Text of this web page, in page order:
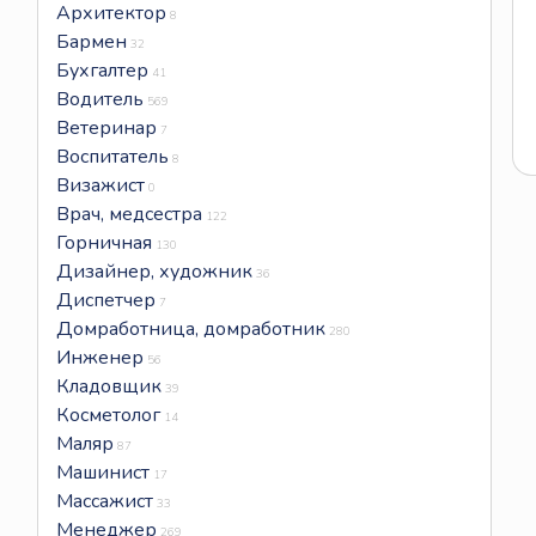
Архитектор 8
Бармен 32
Бухгалтер 41
Водитель 569
Ветеринар 7
Воспитатель 8
Визажист 0
Врач, медсестра 122
Горничная 130
Дизайнер, художник 36
Диспетчер 7
Домработница, домработник 280
Инженер 56
Кладовщик 39
Косметолог 14
Маляр 87
Машинист 17
Массажист 33
Менеджер 269